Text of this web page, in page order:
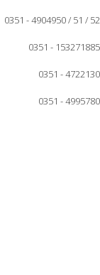
0351 - 4904950 / 51 / 52
0351 - 153271885
0351 - 4722130
0351 - 4995780